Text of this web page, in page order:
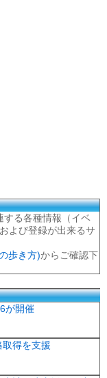
る各種情報（イベ
よび登録が出来るサ
歩き方)からご確認下
が開催
得を支援